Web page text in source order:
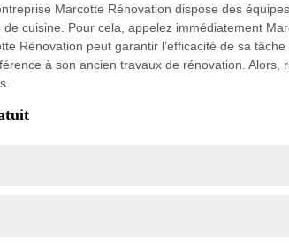
Marcotte Rénovation dispose des
cuisine. Pour cela, appelez immédiatement
Rénovation peut garantir l’efficacité de sa
à son ancien travaux de rénovation.